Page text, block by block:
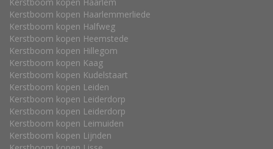
Kerstboom kopen Haarlemmerliede
Kerstboom kopen Halfweg
Kerstboom kopen Heemstede
Kerstboom kopen Hillegom
Kerstboom kopen Kaag
Kerstboom kopen Kudelstaart
Kerstboom kopen Leiden
Kerstboom kopen Leiderdorp
Kerstboom kopen Leiderdorp
Kerstboom kopen Leimuiden
Kerstboom kopen Lijnden